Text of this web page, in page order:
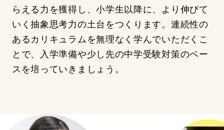
らえる力を獲得し、小学生以降に、より伸びて
いく抽象思考力の土台をつくります。連続性の
あるカリキュラムを無理なく学んでいただくこ
とで、入学準備や少し先の中学受験対策のベー
スを培っていきましょう。